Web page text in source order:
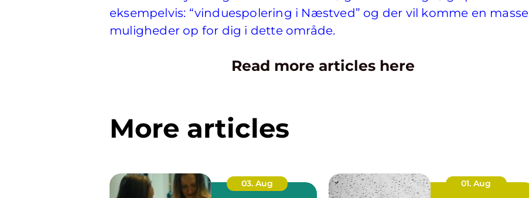
eksempelvis: “vinduespolering i Næstved” og der vil komme en masse
muligheder op for dig i dette område.
Read more articles here
More articles
03. Aug
01. Aug